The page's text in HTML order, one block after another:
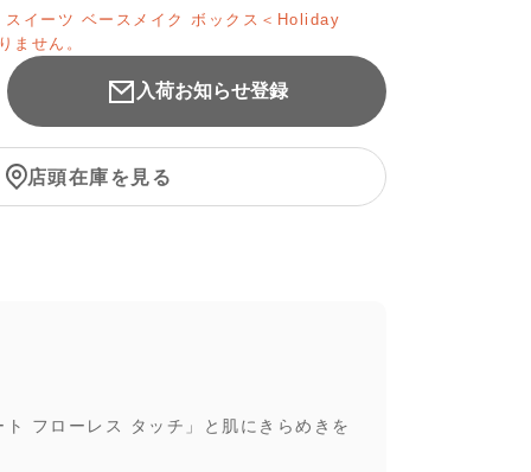
イーツ ベースメイク ボックス＜Holiday
ません。
入荷お知らせ登録
店頭在庫を見る
フローレス タッチ」と肌にきらめきを